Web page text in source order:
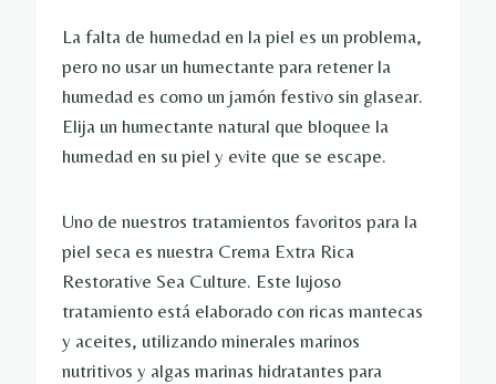
La falta de humedad en la piel es un problema,
pero no usar un humectante para retener la
humedad es como un jamón festivo sin glasear.
Elija un humectante natural que bloquee la
humedad en su piel y evite que se escape.
Uno de nuestros tratamientos favoritos para la
piel seca es nuestra Crema Extra Rica
Restorative Sea Culture. Este lujoso
tratamiento está elaborado con ricas mantecas
y aceites, utilizando minerales marinos
nutritivos y algas marinas hidratantes para